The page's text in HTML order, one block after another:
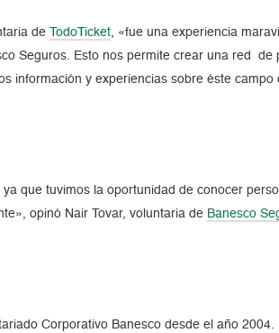
deTodoTicket , «fue una experiencia
Seguros. Esto nos permite crear una red
información y experiencias sobre éste campo
que tuvimos la oportunidad de conocer
opinó Nair Tovar, voluntaria de Banesco
Corporativo Banesco desde el año